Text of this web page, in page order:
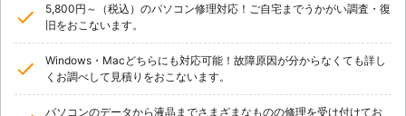
5,800円～（税込）のパソコン修理対応！ご自宅までうかがい調査・復
旧をおこないます。
Windows・Macどちらにも対応可能！故障原因が分からなくても詳し
くお調べして見積りをおこないます。
パソコンのデータから液晶までさまざまなものの修理を受け付けてお